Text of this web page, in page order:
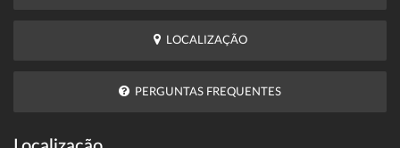
LOCALIZAÇÃO
PERGUNTAS FREQUENTES